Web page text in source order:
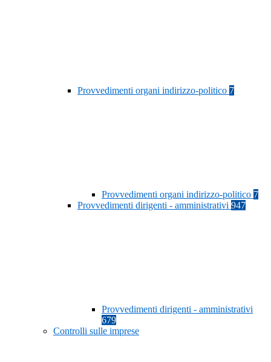
Provvedimenti organi indirizzo-politico 7
Provvedimenti organi indirizzo-politico 7
Provvedimenti dirigenti - amministrativi 947
Provvedimenti dirigenti - amministrativi
679
Controlli sulle imprese